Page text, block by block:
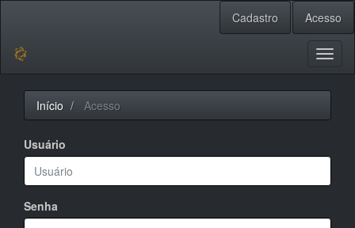
Barra
Lateral
Cadastro Acesso
Início Acesso
Usuário
Senha